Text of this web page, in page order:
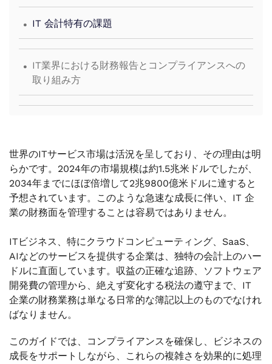
. IT 会計特有の課題
. IT業界における財務報告とコンプライアンスへの
取り組み方
世界のITサービス市場は活況を呈しており、その理由は明
らかです。2024年の市場規模は約1.5兆米ドルでしたが、
2034年までにほぼ倍増して2兆9800億米ドルに達すると
予想されています。このような急速な成長に伴い、IT 企
業の財務面を管理することは容易ではありません。
ITビジネス、特にクラウドコンピューティング、SaaS、
AIなどのサービスを提供する企業は、独特の会計上のハー
ドルに直面しています。収益の正確な追跡、ソフトウェア
開発費の管理から、絶えず変化する税法の遵守まで、IT
企業の財務業務は単なる日常的な簿記以上のものでなけれ
ばなりません。
このガイドでは、コンプライアンスを確保し、ビジネスの
成長をサポートしながら、これらの複雑さを効果的に処理